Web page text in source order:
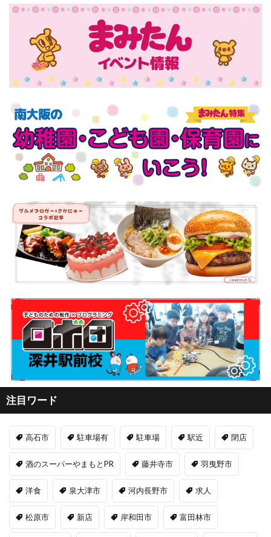
注目ワード
高石市 駐車場有 駐車場 駅近 閉店
酒のスーパーやまもとPR 藤井寺市 羽曳野市
洋食 泉大津市 河内長野市 求人
松原市 新店 岸和田市 富田林市